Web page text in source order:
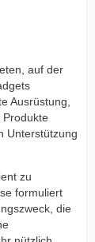
auf der
Ausrüstung,
Produkte
Unterstützung
zu
formuliert
die